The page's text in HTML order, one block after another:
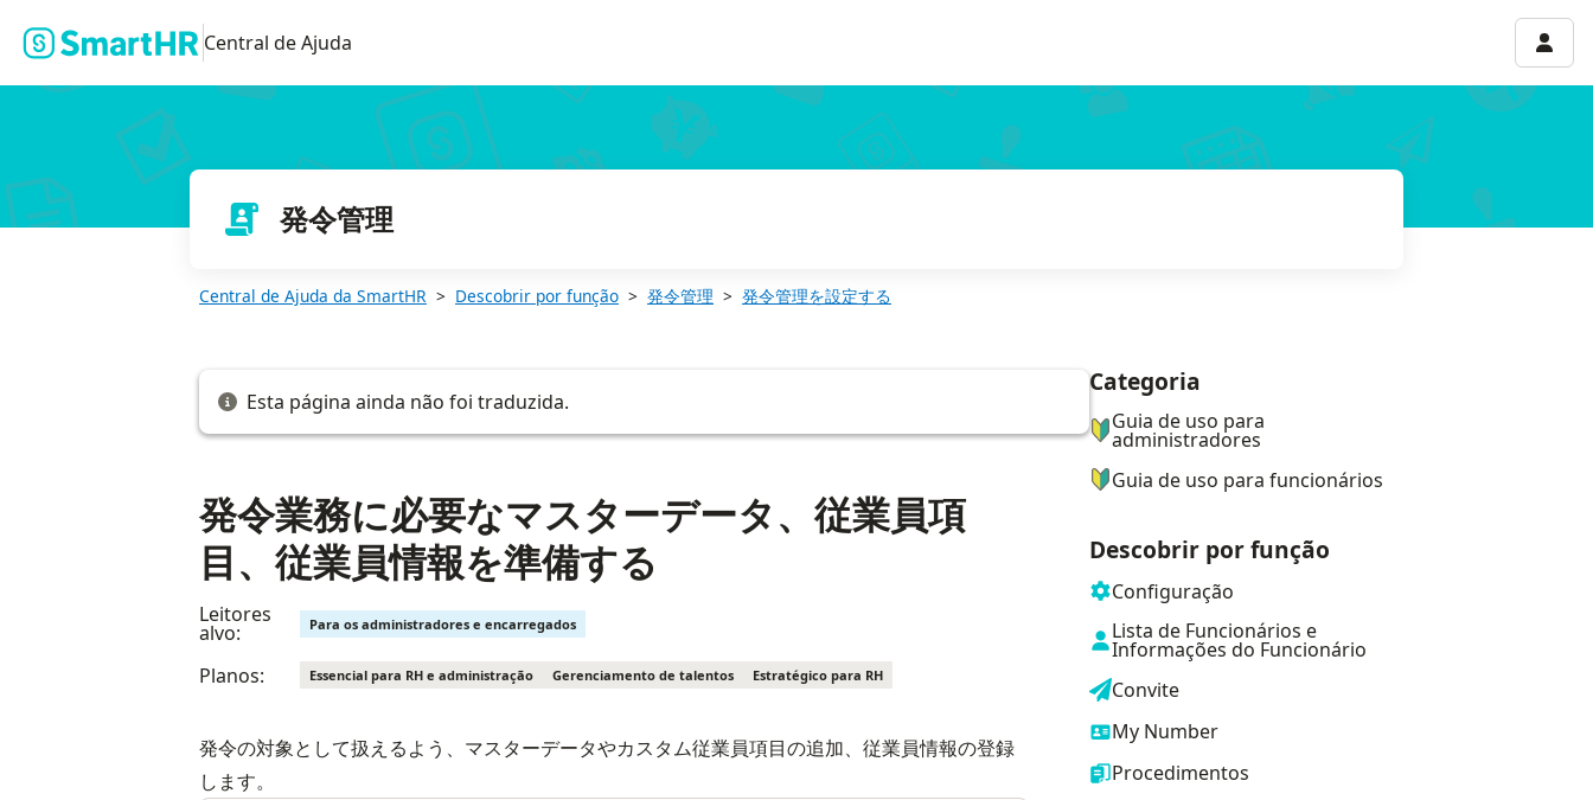
Central de Ajuda
発令管理
Central de Ajuda da SmartHR Descobrir por função 発令管理 発令管理を設定する
Esta página ainda não foi traduzida.
発令業務に必要なマスターデータ、従業員項
目、従業員情報を準備する
Leitores
alvo: Para os administradores e encarregados
Planos: Essencial para RH e administração Gerenciamento de talentos Estratégico para RH
発令の対象として扱えるよう、マスターデータやカスタム従業員項目の追加、従業員情報の登録
します。
ナビゲーションメニュー
Categoria
Guia de uso para
administradores
Guia de uso para funcionários
Descobrir por função
Configuração
Lista de Funcionários e
Informações do Funcionário
Convite
My Number
Procedimentos